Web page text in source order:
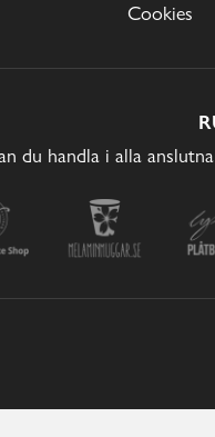
Cookies
du handla i alla